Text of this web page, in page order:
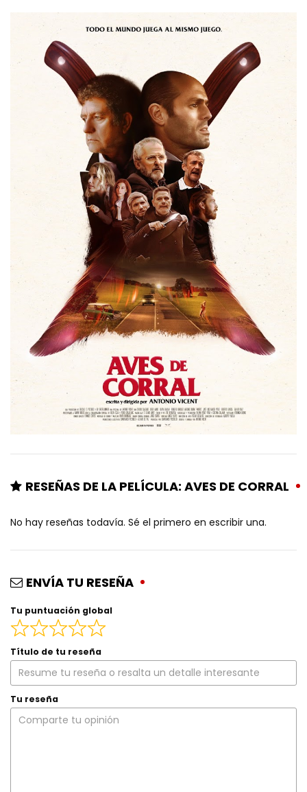
RESEÑAS DE LA PELÍCULA: AVES DE CORRAL
No hay reseñas todavía. Sé el primero en escribir una.
ENVÍA TU RESEÑA
Tu puntuación global
Título de tu reseña
Tu reseña